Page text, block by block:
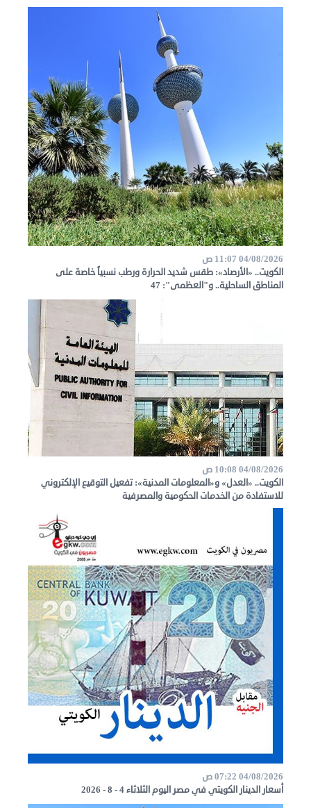
04/08/2026 11:07 ص
الكويت.. «الأرصاد»: طقس شديد الحرارة ورطب نسبياً خاصة على
المناطق الساحلية.. و"العظمى": 47
04/08/2026 10:08 ص
الكويت.. «العدل» و«المعلومات المدنية»: تفعيل التوقيع الإلكتروني
للاستفادة من الخدمات الحكومية والمصرفية
04/08/2026 07:22 ص
أسعار الدينار الكويتي في مصر اليوم الثلاثاء 4 - 8 - 2026